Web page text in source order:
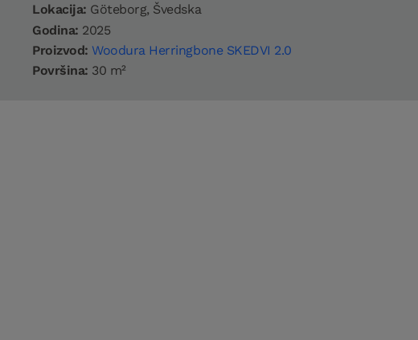
Lokacija: Göteborg, Švedska
Godina: 2025
Proizvod: Woodura Herringbone SKEDVI 2.0
Površina: 30 m²